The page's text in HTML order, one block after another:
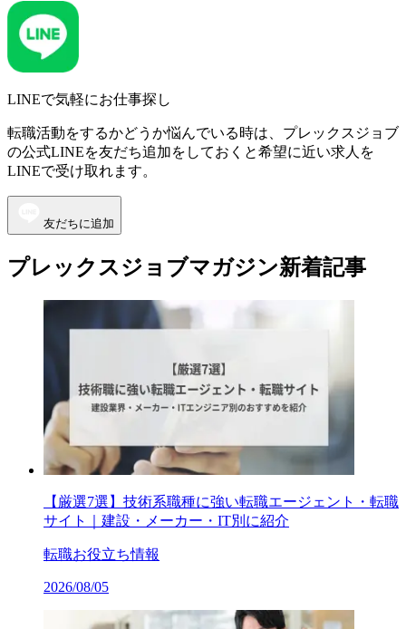
LINEで気軽にお仕事探し
転職活動をするかどうか悩んでいる時は、プレックスジョブ
の公式LINEを友だち追加をしておくと希望に近い求人を
LINEで受け取れます。
友だちに追加
プレックスジョブマガジン新着記事
【厳選7選】技術系職種に強い転職エージェント・転職
サイト｜建設・メーカー・IT別に紹介
転職お役立ち情報
2026/08/05